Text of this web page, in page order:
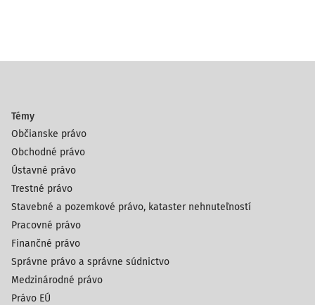
Témy
Občianske právo
Obchodné právo
Ústavné právo
Trestné právo
Stavebné a pozemkové právo, kataster nehnuteľností
Pracovné právo
Finančné právo
Správne právo a správne súdnictvo
Medzinárodné právo
Právo EÚ